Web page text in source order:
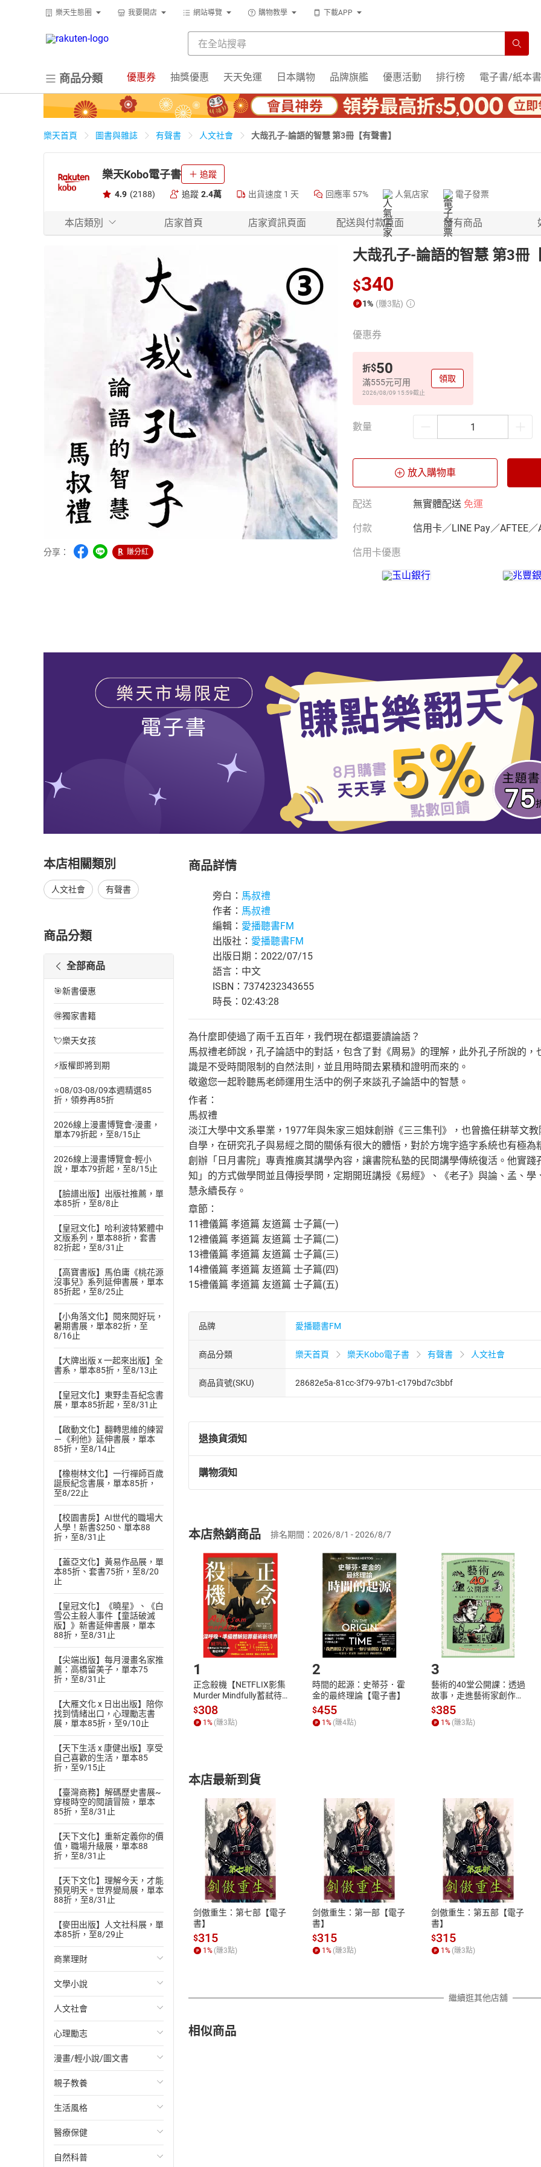
樂天生態圈 我要開店 網站導覽 購物教學 下載APP
商品分類 優惠券 抽獎優惠 天天免運 日本購物 品牌旗艦 優惠活動 排行榜 電子書/紙本書
樂天首頁 圖書與雜誌 有聲書 人文社會 大哉孔子-論語的智慧 第3冊【有聲書】
樂天Kobo電子書 追蹤
4.9 (2188) 追蹤 2.4萬 出貨速度 1 天 回應率 57% 人氣店家 電子發票
本店類別 店家首頁 店家資訊頁面 配送與付款頁面 所有商品
分享： 賺分紅
大哉孔子-論語的智慧 第3冊
$340
1% (賺3點)
優惠券
折$50
滿555元可用
2026/08/09 15:59截止
領取
數量
放入購物車
配送 無實體配送 免運
付款 信用卡／LINE Pay／AFTEE／
信用卡優惠
本店相關類別
人文社會 有聲書
商品分類
全部商品
🎯新書優惠
🉐獨家書籍
💘樂天女孩
⚡版權即將到期
⭐08/03-08/09本週精選85
折，領券再85折
2026線上漫畫博覽會-漫畫，
單本79折起，至8/15止
2026線上漫畫博覽會-輕小
說，單本79折起，至8/15止
【臉譜出版】出版社推薦，單
本85折，至8/8止
【皇冠文化】哈利波特繁體中
文版系列，單本88折，套書
82折起，至8/31止
【高寶書版】馬伯庸《桃花源
沒事兒》系列延伸書展，單本
85折起，至8/25止
【小角落文化】閱來閱好玩，
暑期書展，單本82折，至
8/16止
【大牌出版 x 一起來出版】全
書系，單本85折，至8/13止
【皇冠文化】東野圭吾紀念書
展，單本85折起，至8/31止
【啟動文化】翻轉思維的練習
－《利他》延伸書展，單本
85折，至8/14止
【橡樹林文化】一行禪師百歲
誕辰紀念書展，單本85折，
至8/22止
【校園書房】AI世代的職場大
人學！新書$250、單本88
折，至8/31止
【蓋亞文化】黃易作品展，單
本85折、套書75折，至8/20
止
【皇冠文化】《曉星》、《白
雪公主殺人事件【童話破滅
版】》新書延伸書展，單本
88折，至8/31止
【尖端出版】每月漫畫名家推
薦：高橋留美子，單本75
折，至8/31止
【大雁文化 x 日出出版】陪你
找到情緒出口，心理勵志書
展，單本85折，至9/10止
【天下生活 x 康健出版】享受
自己喜歡的生活，單本85
折，至9/15止
【臺灣商務】解碼歷史書展~
穿梭時空的閱讀冒險，單本
85折，至8/31止
【天下文化】重新定義你的價
值，職場升級展，單本88
折，至8/31止
【天下文化】理解今天，才能
預見明天。世界變局展，單本
88折，至8/31止
【麥田出版】人文社科展，單
本85折，至8/29止
商業理財
投資理財
經濟/趨勢
財務/金融
管理/領導
職場工作術
成功法
行銷/廣告
傳記
文學小說
歐美文學
日本文學
韓國文學
華文文學
經典文學
成長/家庭生活小說
懸疑/推理小說
人文社會
國際關係
政治
社會科學
台灣/中國歷史
日/韓歷史
其他歷史/史學
心理勵志
心靈成長/情緒
人際關係
兩性關係
心理學
漫畫/輕小說/圖文書
輕小說
奇幻/科幻
愛情故事
職場/社會寫實
親子教養
教育現場
兒童文學/故事
兒童科普/學習
生活風格
飲食/食譜
健身/美顏
醫療保健
健康/養生
自然科普
商品詳情
旁白： 馬叔禮
作者： 馬叔禮
編輯： 愛播聽書FM
出版社： 愛播聽書FM
出版日期：2022/07/15
語言：中文
ISBN：7374232343655
時長：02:43:28
為什麼即使過了兩千五百年，我們現在都還要讀論語？
馬叔禮老師說，孔子論語中的對話，包含了對《周易》的理解，此外孔子所說的
識是不受時間限制的自然法則，並且用時間去累積和證明而來的。
敬邀您一起聆聽馬老師運用生活中的例子來談孔子論語中的智慧。
作者：
馬叔禮
淡江大學中文系畢業，1977年與朱家三姐妹創辦《三三集刊》，也曾擔任耕莘文
自學，在研究孔子與易經之間的關係有很大的體悟，對於方塊字造字系統也有極為
創辦「日月書院」專責推廣其講學內容，讓書院私塾的民間講學傳統復活。他實
知」的方式做學問並且傳授學問，定期開班講授《易經》、《老子》與論、孟、
慧永續長存。
章節：
11禮儀篇 孝道篇 友道篇 士子篇(一)
12禮儀篇 孝道篇 友道篇 士子篇(二)
13禮儀篇 孝道篇 友道篇 士子篇(三)
14禮儀篇 孝道篇 友道篇 士子篇(四)
15禮儀篇 孝道篇 友道篇 士子篇(五)
品牌 愛播聽書FM
商品分類 樂天首頁 樂天Kobo電子書 有聲書 人文社會
商品貨號(SKU) 28682e5a-81cc-3f79-97b1-c179bd7c3bbf
退換貨須知
退換貨規定：
(一)依消費者保護法第19條第1項後段暨通訊交易解除權合理例外情事適用
(二)消費者訂購本店鋪之商品即代表知悉本店鋪所銷售之商品為電子書，
且已下載/存取電子書，不得請求退貨退款。
退貨方式：您欲取消訂單或辦理退貨時，請登入樂天市場，並於「我的訂單
貨」，本店鋪將依您的申請進行審核，待審核通過後將為您辦理退款事宜。
請注意，樂天市場須以整筆訂單為單位進行取消/退貨，恕無法以單支商品取
購物須知
挑選商品
Choose
放入購物車
Shopping cart
登入帳號
Login
購書後，如何開始使用？
Step1.選擇閱讀載具 Step2.登入
付款方式
ATM轉帳、信用卡、LINE PAY、AFTEE
退換貨規範
本店是否提供消費者保護法七日猶
之權利，遽消費者保護法及通訊交
除權合理例外情事適用準則，依商
質各有不同規定。詳細退換貨說明
照各商品說明。
本店熱銷商品 排名期間：2026/8/1 - 2026/8/7
1
正念殺機【NETFLIX影集
Murder Mindfully蓄弒待
發】【電子書】
$308
1% (賺3點)
2
時間的起源：史蒂芬．霍
金的最終理論【電子書】
$455
1% (賺4點)
3
藝術的40堂公開課：透過
故事，走進藝術家創作現
場，看藝術如何誕生、如
何形塑人類生活【電子
書】
$385
1% (賺3點)
本店最新到貨
剑傲重生：第七部【電子
書】
$315
1% (賺3點)
剑傲重生：第一部【電子
書】
$315
1% (賺3點)
剑傲重生：第五部【電子
書】
$315
1% (賺3點)
繼續逛其他店舖
相似商品